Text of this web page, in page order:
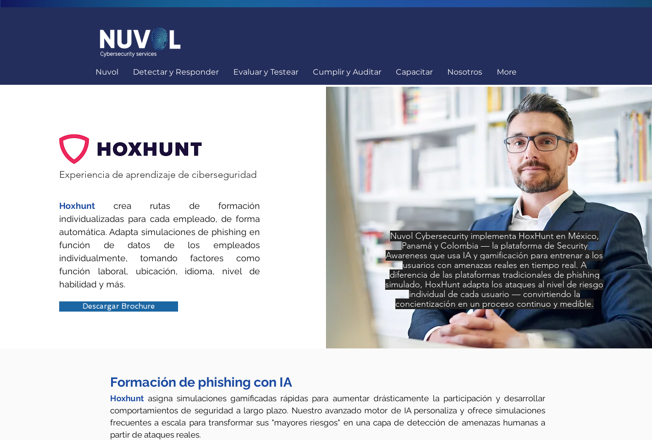
Nuvol Detectar y Responder Evaluar y Testear Cumplir y Auditar Capacitar Nosotros More
Experiencia de aprendizaje de ciberseguridad
Hoxhunt crea rutas de formación
individualizadas para cada empleado, de forma
automática. Adapta simulaciones de phishing en
función de datos de los empleados
individualmente, tomando factores como
función laboral, ubicación, idioma, nivel de
habilidad y más.
Descargar Brochure
Nuvol Cybersecurity implementa HoxHunt en México,
Panamá y Colombia — la plataforma de Security
Awareness que usa IA y gamificación para entrenar a los
usuarios con amenazas reales en tiempo real. A
diferencia de las plataformas tradicionales de phishing
simulado, HoxHunt adapta los ataques al nivel de riesgo
individual de cada usuario — convirtiendo la
concientización en un proceso continuo y medible.
Formación de phishing con IA
Hoxhunt asigna simulaciones gamificadas rápidas para aumentar drásticamente la participación y desarrollar
comportamientos de seguridad a largo plazo. Nuestro avanzado motor de IA personaliza y ofrece simulaciones
frecuentes a escala para transformar sus "mayores riesgos" en una capa de detección de amenazas humanas a
partir de ataques reales.